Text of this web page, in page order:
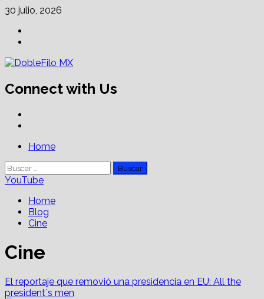
Skip
content
30 julio, 2026
Connect with Us
PrimaryHome
Buscar:
YouTube
Home
Blog
Cine
Cine
El reportaje que removió una presidencia en EU: All the
president´s men